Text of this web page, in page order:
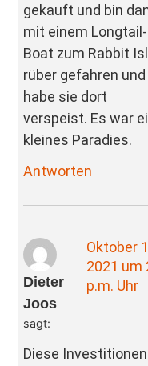
gekauft und bin
mit einem Longtail-
Boat zum Rabbit
rüber gefahren und
habe sie dort
verspeist. Es war
kleines Paradies.
Antworten
Dieter
Joos
sagt:
Oktober
2021 um
p.m. Uhr
Diese Investitionen